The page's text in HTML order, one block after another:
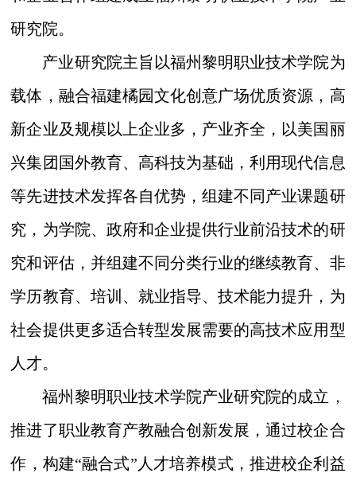
研究院。
产业研究院主旨 以福州黎明职业技术学院为
载体， 融合福建橘园文化创意广场优质资源，高
新企业及规模以上企业多，产业齐全，以美国丽
兴集团国外教育、高科技为基础，利用现代信息
等先进技术发挥各自优势，组建不同产业课题研
究，为学院、政府和企业提供行业前沿技术的研
究和评估，并组建不同分类行业的继续教育、非
学历教育、培训、就业指导、技术能力提升，为
社会提供更多适合转型发展需要的高技术应用型
人才。
福州黎明职业技术学院产业研究院的成立，
推进了职业教育产教融合创新发展，通过校企合
作， 构建“融合式”人才培养模式，推进校企利益